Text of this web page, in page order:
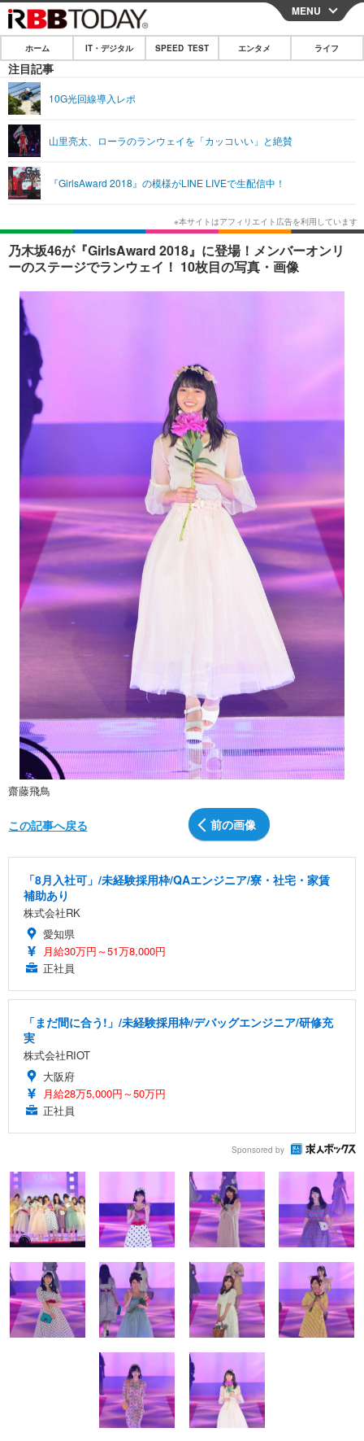
CLOSE
ホーム
IT・デジタル
ショッピング その他
SPEED TEST
エンタメ
エンタメTOP 映画・ドラマ
韓国・芸能
音楽 スポーツ
ライフ
ライフTOP グルメ
ペット ショッピング
その他
リリース一覧
プッシュ通知の停止方法
MENU
ホーム IT・デジタル SPEED TEST エンタメ ライフ
注目記事
10G光回線導入レポ
山里亮太、ローラのランウェイを「カッコいい」と絶賛
『GirlsAward 2018』の模様がLINE LIVEで生配信中！
乃木坂46が『GirlsAward 2018』に登場！メンバーオンリ
ーのステージでランウェイ！ 10枚目の写真・画像
齋藤飛鳥
前の画像
この記事へ戻る
「8月入社可」/未経験採用枠/QAエンジニア/寮・社宅・家賃
補助あり
株式会社RK
愛知県
月給30万円～51万8,000円
正社員
「まだ間に合う!」/未経験採用枠/デバッグエンジニア/研修充
実
株式会社RIOT
大阪府
月給28万5,000円～50万円
正社員
Sponsored by